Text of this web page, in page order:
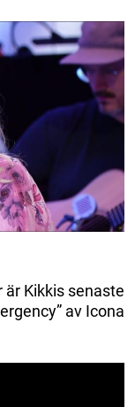
Kikkis senaste
av Icona